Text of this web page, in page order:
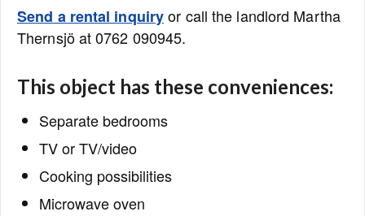
Send a rental inquiryor call the landlord Martha
Thernsjö at 0762 090945.
This object has these conveniences:
Separate bedrooms
TV or TV/video
Cooking possibilities
Microwave oven